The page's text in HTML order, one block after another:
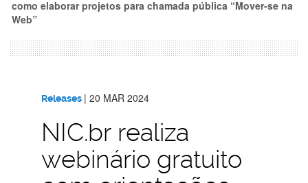
como elaborar projetos para chamada pública “Mover-se na
Web”
Releases | 20 MAR 2024
NIC.br realiza
webinário gratuito